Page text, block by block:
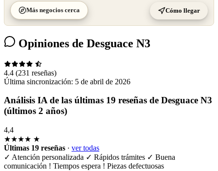
Más negocios cerca Cómo llegar
Opiniones de Desguace N3
4.4 (231 reseñas)
Última sincronización: 5 de abril de 2026
Análisis IA de las últimas 19 reseñas de Desguace N3
(últimos 2 años)
4,4
★★★★ ★
Últimas 19 reseñas · ver todas
✓ Atención personalizada ✓ Rápidos trámites ✓ Buena
comunicación ! Tiempos espera ! Piezas defectuosas